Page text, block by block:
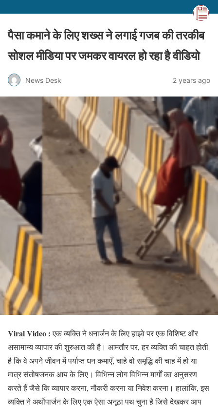
पैसा कमाने के लिए शख्स ने लगाई गजब की तरकीब
सोशल मीडिया पर जमकर वायरल हो रहा है वीडियो
News Desk 2 years ago
Viral Video :एक व्यक्ति ने धनार्जन के लिए हाइवे पर एक विशिष्ट और
असामान्य व्यापार की शुरुआत की है। आमतौर पर, हर व्यक्ति की चाहत होती
है कि वे अपने जीवन में पर्याप्त धन कमाएँ, चाहे वो समृद्धि की चाह में हो या
मात्र संतोषजनक आय के लिए। विभिन्न लोग विभिन्न मार्गों का अनुसरण
करते हैं जैसे कि व्यापार करना, नौकरी करना या निवेश करना। हालांकि, इस
व्यक्ति ने अर्थोपार्जन के लिए एक ऐसा अनूठा पथ चुना है जिसे देखकर आप